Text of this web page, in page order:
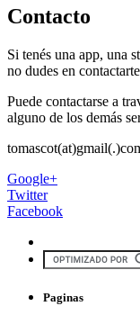
Contacto
Si tenés una app, una
no dudes en
Puede contactarse a
alguno de los demás
Google+
Twitter
Facebook
Paginas